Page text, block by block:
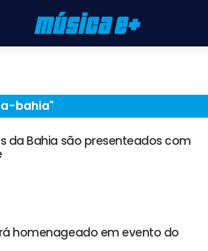
bahia"
da Bahia são presenteados com
homenageado em evento do